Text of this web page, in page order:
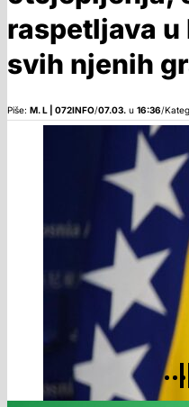
raspetljava u
svih njenih
Piše: M. L | 072INFO/07.03. u 16:36/